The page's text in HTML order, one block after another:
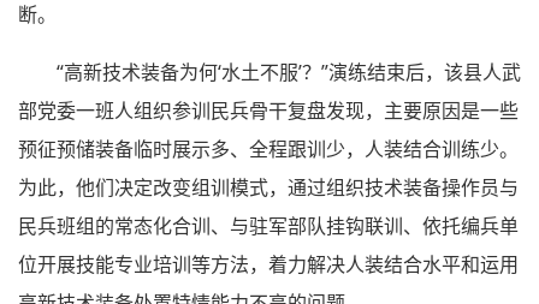
断。
“高新技术装备为何‘水土不服’？”演练结束后，该县人武
部党委一班人组织参训民兵骨干复盘发现，主要原因是一些
预征预储装备临时展示多、全程跟训少，人装结合训练少。
为此，他们决定改变组训模式，通过组织技术装备操作员与
民兵班组的常态化合训、与驻军部队挂钩联训、依托编兵单
位开展技能专业培训等方法，着力解决人装结合水平和运用